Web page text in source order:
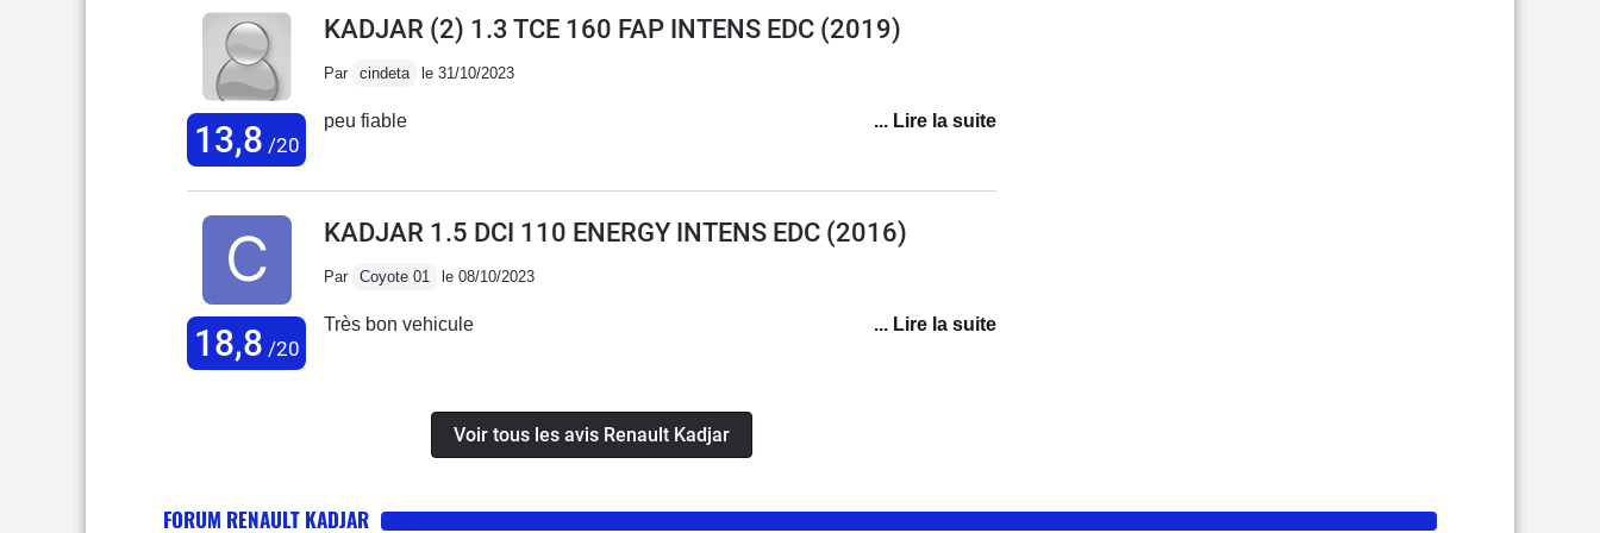
13,8 /20
KADJAR (2) 1.3 TCE 160 FAP INTENS EDC (2019)
Par cindeta le 31/10/2023
peu fiable
18,8 /20
KADJAR 1.5 DCI 110 ENERGY INTENS EDC (2016)
Par Coyote 01 le 08/10/2023
Très bon vehicule
Voir tous les avis Renault Kadjar
FORUM RENAULT KADJAR